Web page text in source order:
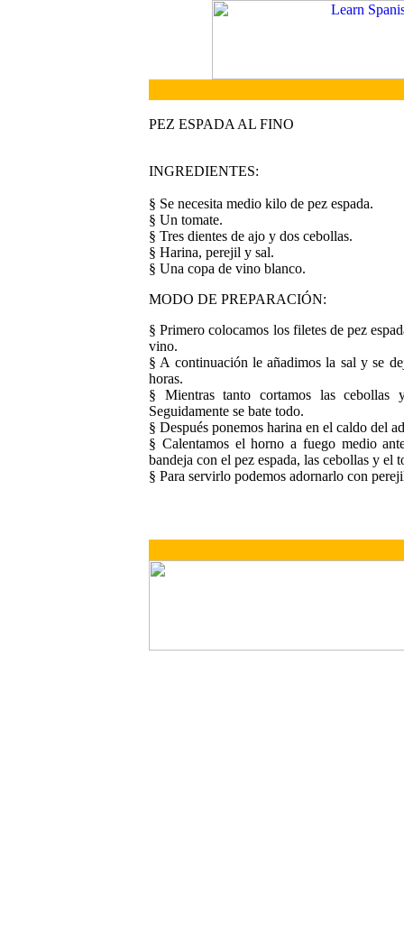
PEZ ESPADA AL FINO
INGREDIENTES:
§ Se necesita medio kilo de pez espada.
§ Un tomate.
§ Tres dientes de ajo y dos cebollas.
§ Harina, perejil y sal.
§ Una copa de vino blanco.
MODO DE PREPARACIÓN:
§ Primero colocamos los filetes de pez
vino.
§ A continuación le añadimos la sal y se
horas.
§ Mientras tanto cortamos las
Seguidamente se bate todo.
§ Después ponemos harina en el caldo del
§ Calentamos el horno a fuego medio
bandeja con el pez espada, las cebollas y el
§ Para servirlo podemos adornarlo con